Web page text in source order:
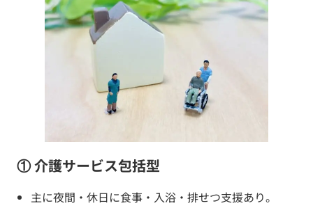
① 介護サービス包括型
主に夜間・休日に食事・入浴・排せつ支援あり。